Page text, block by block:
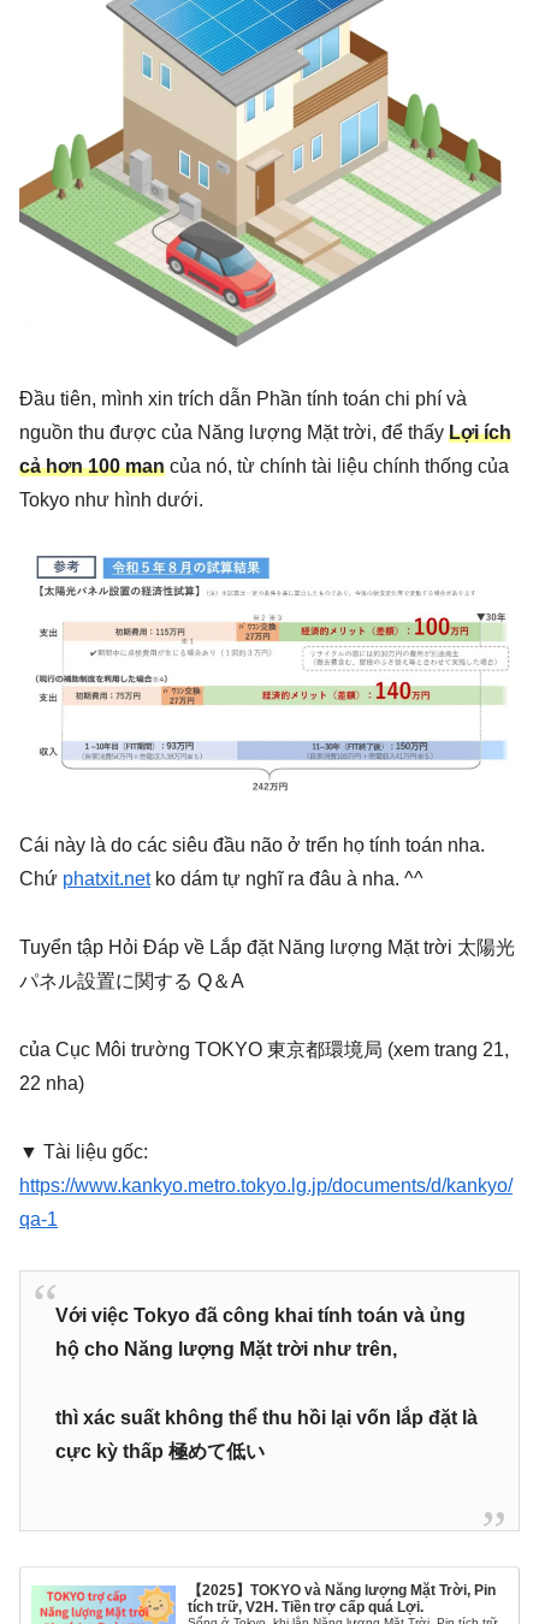
Đầu tiên, mình xin trích dẫn Phần tính toán chi phí và
nguồn thu được của Năng lượng Mặt trời, để thấy Lợi ích
cả hơn 100 man của nó, từ chính tài liệu chính thống của
Tokyo như hình dưới.
Cái này là do các siêu đầu não ở trển họ tính toán nha.
Chứ phatxit.netko dám tự nghĩ ra đâu à nha. ^^
Tuyển tập Hỏi Đáp về Lắp đặt Năng lượng Mặt trời 太陽光
パネル設置に関する Q＆A
của Cục Môi trường TOKYO 東京都環境局 (xem trang 21,
22 nha)
▼ Tài liệu gốc:
https://www.kankyo.metro.tokyo.lg.jp/documents/d/kankyo/
qa-1
Với việc Tokyo đã công khai tính toán và ủng
hộ cho Năng lượng Mặt trời như trên,
thì xác suất không thể thu hồi lại vốn lắp đặt là
cực kỳ thấp 極めて低い
【2025】TOKYO và Năng lượng Mặt Trời, Pin
tích trữ, V2H. Tiền trợ cấp quá Lợi.